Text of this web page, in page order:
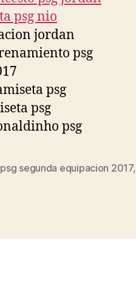
psg segunda equipacion 2017,